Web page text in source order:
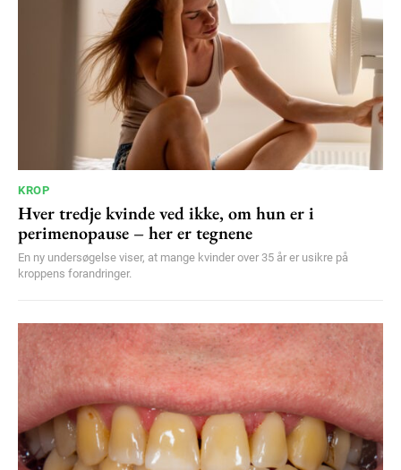
KROP
Hver tredje kvinde ved ikke, om hun er i
perimenopause – her er tegnene
En ny undersøgelse viser, at mange kvinder over 35 år er usikre på
kroppens forandringer.